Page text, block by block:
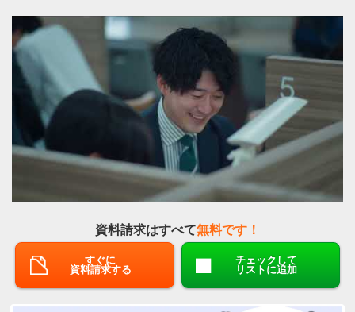
資料請求はすべて無料です！
すぐに
資料請求する
チェックして
リストに追加